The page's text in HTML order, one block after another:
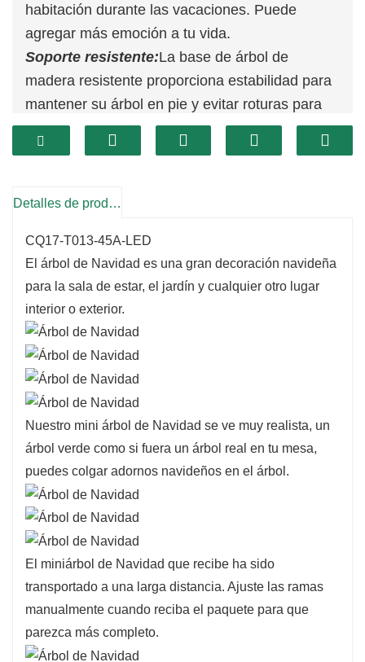
habitación durante las vacaciones. Puede
agregar más emoción a tu vida.
Soporte resistente:La base de árbol de
madera resistente proporciona estabilidad para
mantener su árbol en pie y evitar roturas para
mantener su árbol en pie durante toda la
temporada.
este árbol de Navidad están hechas de PE de
lleno. Y las puntas de las ramas ayudan a
emular un árbol de Navidad real.
Detalles de producto
CQ17-T013-45A-LED
El árbol de Navidad es una gran decoración navideña
para la sala de estar, el jardín y cualquier otro lugar
interior o exterior.
Nuestro mini árbol de Navidad se ve muy realista, un
árbol verde como si fuera un árbol real en tu mesa,
puedes colgar adornos navideños en el árbol.
El miniárbol de Navidad que recibe ha sido
transportado a una larga distancia. Ajuste las ramas
manualmente cuando reciba el paquete para que
parezca más completo.